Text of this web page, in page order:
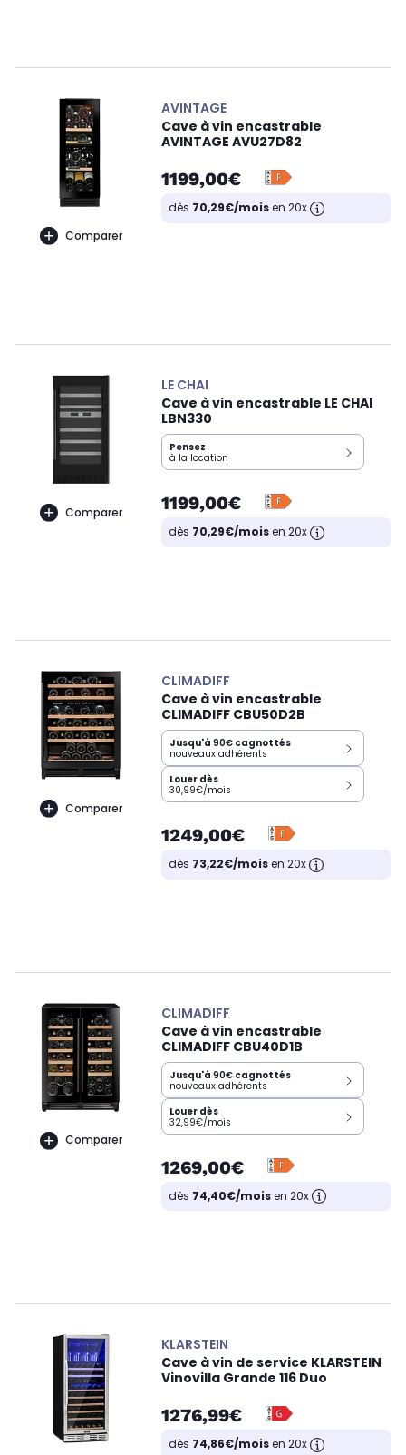
Comparer
AVINTAGE
Cave à vin encastrable
AVINTAGE AVU27D82
1199,00€
dès 70,29€/moisen 20x
Comparer
LE CHAI
Cave à vin encastrable LE CHAI
LBN330
Pensez
à la location
1199,00€
dès 70,29€/moisen 20x
Comparer
CLIMADIFF
Cave à vin encastrable
CLIMADIFF CBU50D2B
Jusqu'à 90€ cagnottés
nouveaux adhérents
Louer dès
30,99€/mois
1249,00€
dès 73,22€/moisen 20x
Comparer
CLIMADIFF
Cave à vin encastrable
CLIMADIFF CBU40D1B
Jusqu'à 90€ cagnottés
nouveaux adhérents
Louer dès
32,99€/mois
1269,00€
dès 74,40€/moisen 20x
KLARSTEIN
Cave à vin de service KLARSTEIN
Vinovilla Grande 116 Duo
1276,99€
dès 74,86€/moisen 20x